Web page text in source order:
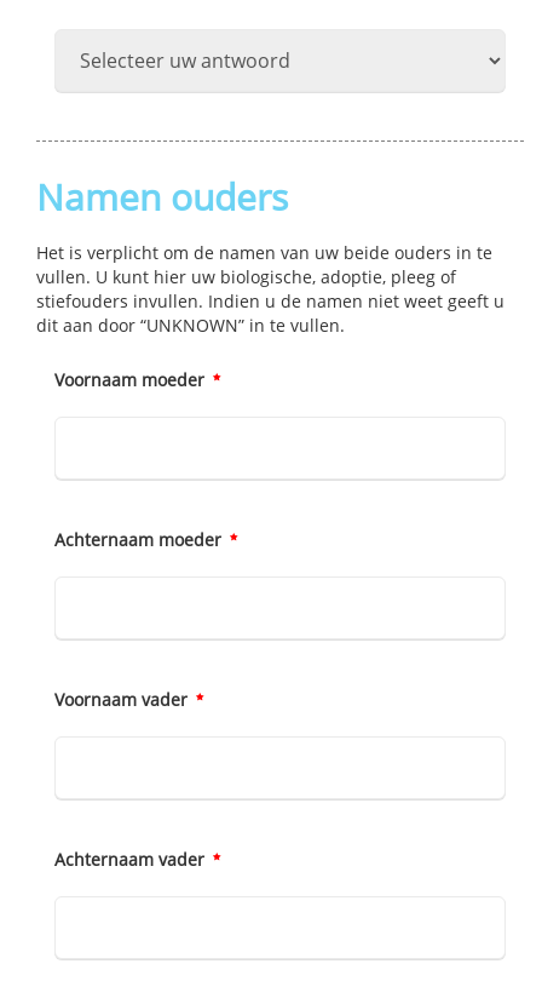
Namen ouders
Het is verplicht om de namen van uw beide ouders in te
vullen. U kunt hier uw biologische‚ adoptie‚ pleeg of
stiefouders invullen. Indien u de namen niet weet geeft u
dit aan door “UNKNOWN” in te vullen.
Voornaam moeder
Achternaam moeder
Voornaam vader
Achternaam vader